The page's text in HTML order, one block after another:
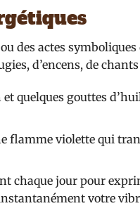
des actes
d’encens, de
quelques gouttes
flamme violette qui
chaque jour pour
votre